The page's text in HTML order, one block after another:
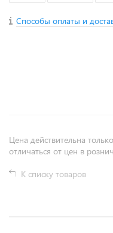
Способы оплаты и
Цена действительна
отличаться от цен в
К списку товаров